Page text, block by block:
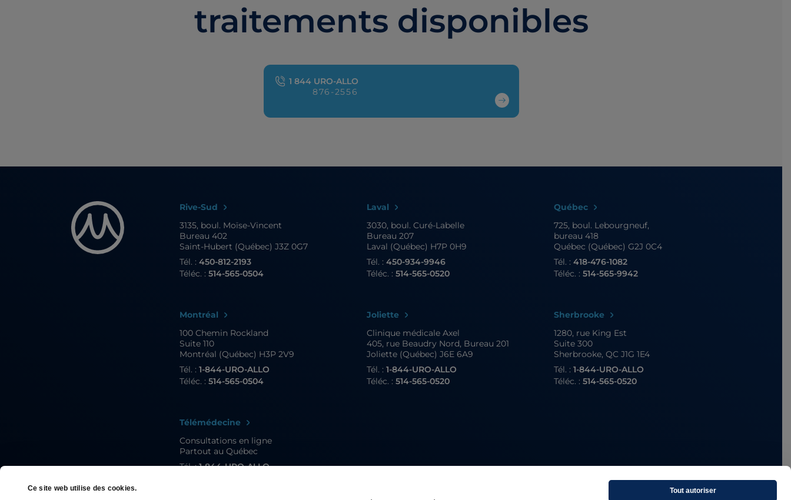
Ce site web utilise des cookies.
Tout autoriser
traitements disponibles
1 844 URO-ALLO
876-2556
Rive-Sud
3135, boul. Moïse-Vincent
Bureau 402
Saint-Hubert (Québec) J3Z 0G7
Tél. :450-812-2193
Téléc. :514-565-0504
Laval
3030, boul. Curé-Labelle
Bureau 207
Laval (Québec) H7P 0H9
Tél. :450-934-9946
Téléc. :514-565-0520
Québec
725, boul. Lebourgneuf,
bureau 418
Québec (Québec) G2J 0C4
Tél. : 418-476-1082
Téléc. : 514-565-9942
Montréal
100 Chemin Rockland
Suite 110
Montréal (Québec) H3P 2V9
Tél. :1-844-URO-ALLO
Téléc. :514-565-0504
Joliette
Clinique médicale Axel
405, rue Beaudry Nord, Bureau 201
Joliette (Québec) J6E 6A9
Tél. :1-844-URO-ALLO
Téléc. :514-565-0520
Sherbrooke
1280, rue King Est
Suite 300
Sherbrooke, QC J1G 1E4
Tél. : 1-844-URO-ALLO
Téléc. : 514-565-0520
Télémédecine
Consultations en ligne
Partout au Québec
Tél. :1-844-URO-ALLO